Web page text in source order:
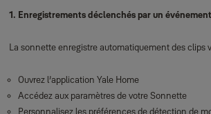
1. Enregistrements déclenchés par un événement
La sonnette enregistre automatiquement des clips
Ouvrez l’application Yale Home
Accédez aux paramètres de votre Sonnette
Personnalisez les préférences de détection de